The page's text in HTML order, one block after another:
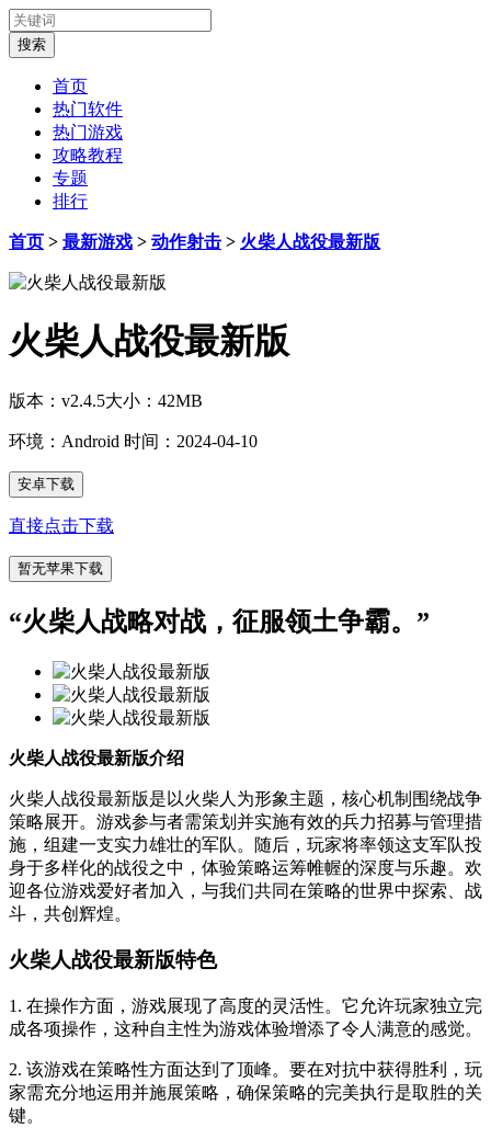
首页
热门软件
热门游戏
攻略教程
专题
排行
首页 > 最新游戏 > 动作射击 > 火柴人战役最新版
火柴人战役最新版
版本：v2.4.5大小：42MB
环境：Android 时间：2024-04-10
安卓下载
直接点击下载
暂无苹果下载
“火柴人战略对战，征服领土争霸。 ”
火柴人战役最新版介绍
火柴人战役最新版是以火柴人为形象主题，核心机制围绕战争
策略展开。游戏参与者需策划并实施有效的兵力招募与管理措
施，组建一支实力雄壮的军队。随后，玩家将率领这支军队投
身于多样化的战役之中，体验策略运筹帷幄的深度与乐趣。欢
迎各位游戏爱好者加入，与我们共同在策略的世界中探索、战
斗，共创辉煌。
火柴人战役最新版特色
1. 在操作方面，游戏展现了高度的灵活性。它允许玩家独立完
成各项操作，这种自主性为游戏体验增添了令人满意的感觉。
2. 该游戏在策略性方面达到了顶峰。要在对抗中获得胜利，玩
家需充分地运用并施展策略，确保策略的完美执行是取胜的关
键。